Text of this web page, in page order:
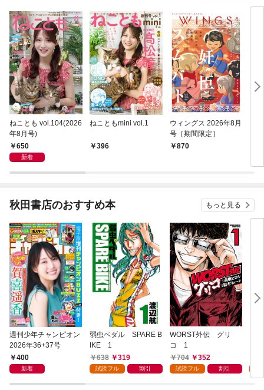
ねことも vol.104(2026
年8月号)
650
新着
ねこともmini vol.1
396
ウィングス 2026年8月
号［期間限定］
870
秋田書店のおすすめ本 もっと見る
週刊少年チャンピオン
2026年36+37号
400
新着
弱虫ペダル SPARE B
IKE 1
638
319
試読フル 割引
WORST外伝 グリ
コ 1
704
352
試読フル 割引
～(